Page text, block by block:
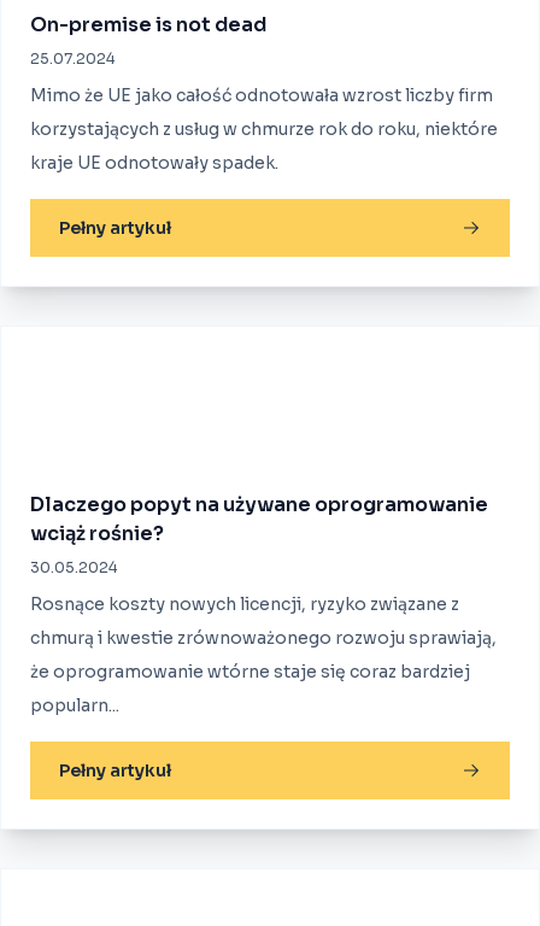
On-premise is not dead
25.07.2024
Mimo że UE jako całość odnotowała wzrost liczby firm
korzystających z usług w chmurze rok do roku, niektóre
kraje UE odnotowały spadek.
Pełny artykuł
Dlaczego popyt na używane oprogramowanie
wciąż rośnie?
30.05.2024
Rosnące koszty nowych licencji, ryzyko związane z
chmurą i kwestie zrównoważonego rozwoju sprawiają,
że oprogramowanie wtórne staje się coraz bardziej
popularn...
Pełny artykuł